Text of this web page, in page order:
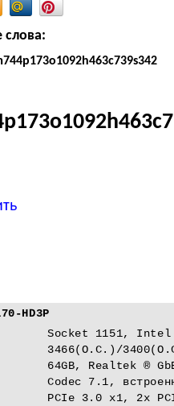
HD3P
Socket 1151, Intel
3466(O.C.)/
64GB, Realtek ®
Codec 7.1,
PCIe 3.0 x1, 2x